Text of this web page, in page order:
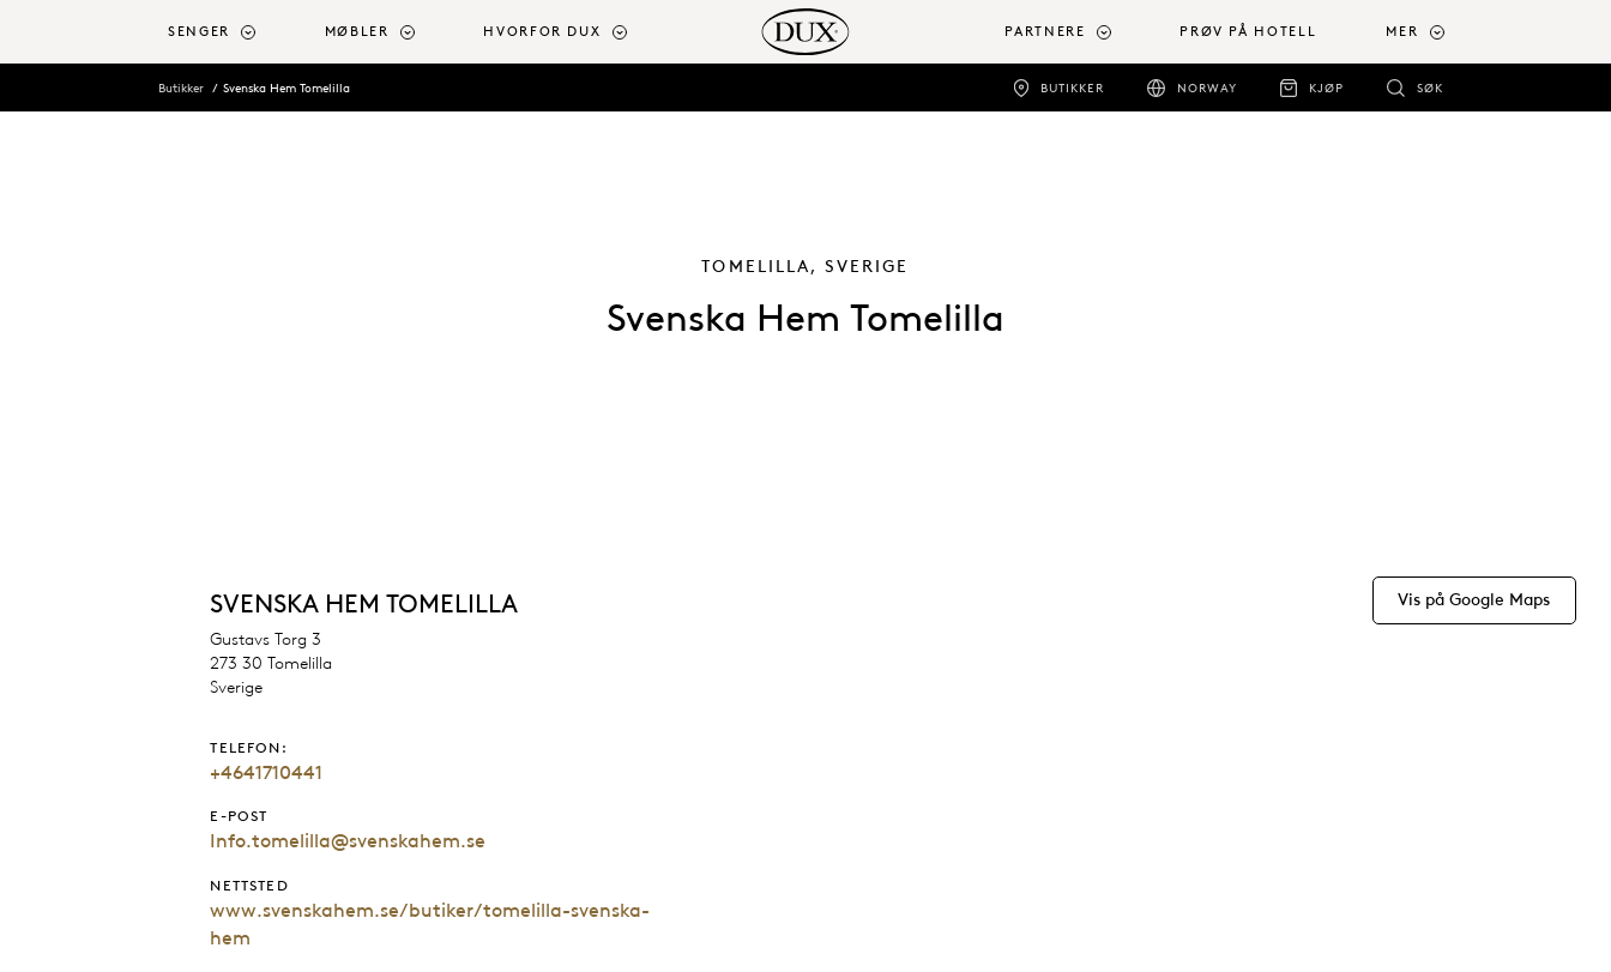
SENGER MØBLER HVORFOR DUX PARTNERE PRØV PÅ HOTELL MER
BUTIKKER NORWAY KJØP SØK
Butikker Svenska Hem Tomelilla
TOMELILLA, SVERIGE
Svenska Hem Tomelilla
SVENSKA HEM TOMELILLA
Gustavs Torg 3
273 30 Tomelilla
Sverige
TELEFON:
+4641710441
E-POST
Info.tomelilla@svenskahem.se
NETTSTED
www.svenskahem.se/butiker/tomelilla-svenska-
hem
Vis på Google Maps